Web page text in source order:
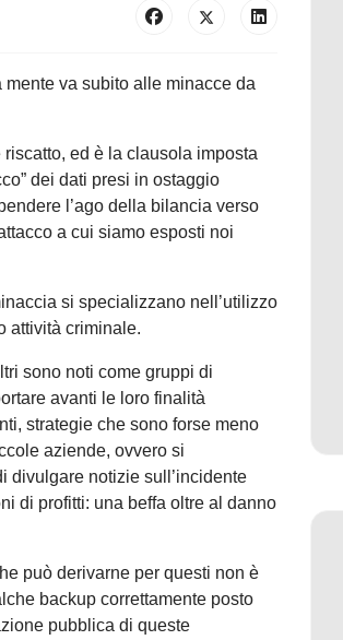
va subito alle minacce da
ed è la clausola imposta
dei dati presi in ostaggio
l’ago della bilancia verso
a cui siamo esposti noi
si specializzano nell’utilizzo
attività criminale.
sono noti come gruppi di
avanti le loro finalità
strategie che sono forse meno
aziende, ovvero si
divulgare notizie sull’incidente
di profitti: una beffa oltre al danno
può derivarne per questi non è
backup correttamente posto
pubblica di queste